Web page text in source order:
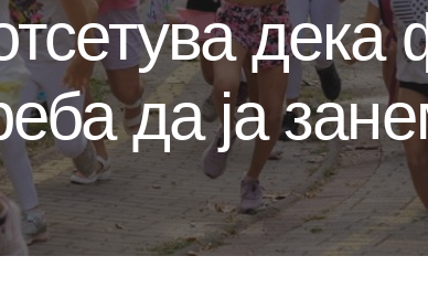
дека
да ја